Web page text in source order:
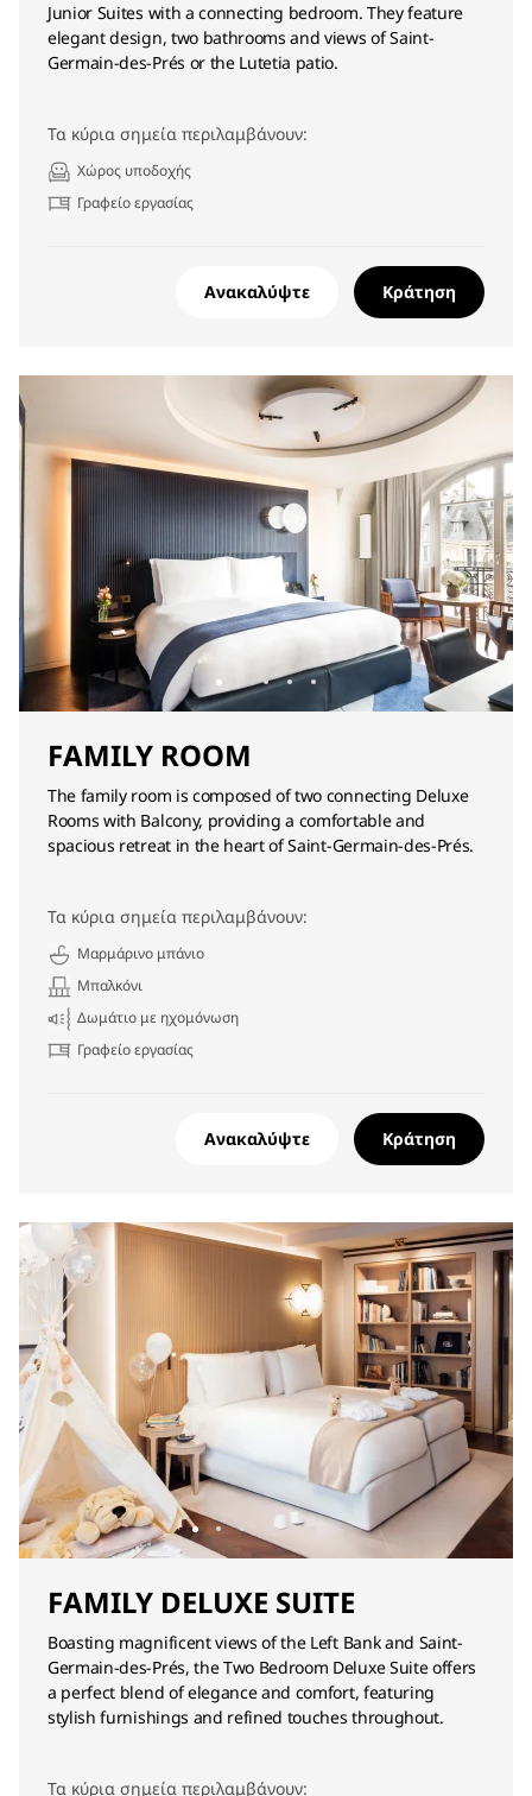
Junior Suites with a connecting bedroom. They feature
elegant design, two bathrooms and views of Saint-
Germain-des-Prés or the Lutetia patio.
Τα κύρια σημεία περιλαμβάνουν:
Χώρος υποδοχής
Γραφείο εργασίας
Ανακαλύψτε Κράτηση
FAMILY ROOM
The family room is composed of two connecting Deluxe
Rooms with Balcony, providing a comfortable and
spacious retreat in the heart of Saint-Germain-des-Prés.
Τα κύρια σημεία περιλαμβάνουν:
Μαρμάρινο μπάνιο
Μπαλκόνι
Δωμάτιο με ηχομόνωση
Γραφείο εργασίας
Ανακαλύψτε Κράτηση
FAMILY DELUXE SUITE
Boasting magnificent views of the Left Bank and Saint-
Germain-des-Prés, the Two Bedroom Deluxe Suite offers
a perfect blend of elegance and comfort, featuring
stylish furnishings and refined touches throughout.
Τα κύρια σημεία περιλαμβάνουν: